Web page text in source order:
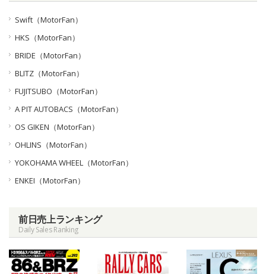
Swift（MotorFan）
HKS（MotorFan）
BRIDE（MotorFan）
BLITZ（MotorFan）
FUJITSUBO（MotorFan）
A PIT AUTOBACS（MotorFan）
OS GIKEN（MotorFan）
OHLINS（MotorFan）
YOKOHAMA WHEEL（MotorFan）
ENKEI（MotorFan）
前日売上ランキング
Daily Sales Ranking